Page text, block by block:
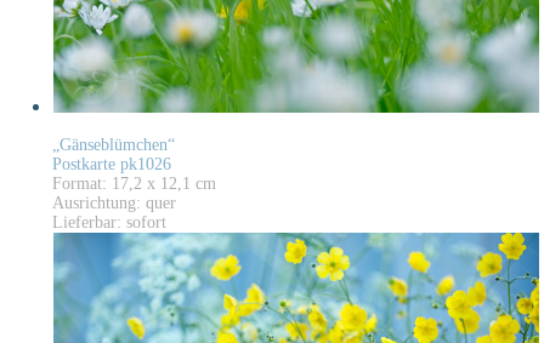
„Gänseblümchen“
Postkarte pk1026
Format: 17,2 x 12,1 cm
Ausrichtung: quer
Lieferbar: sofort